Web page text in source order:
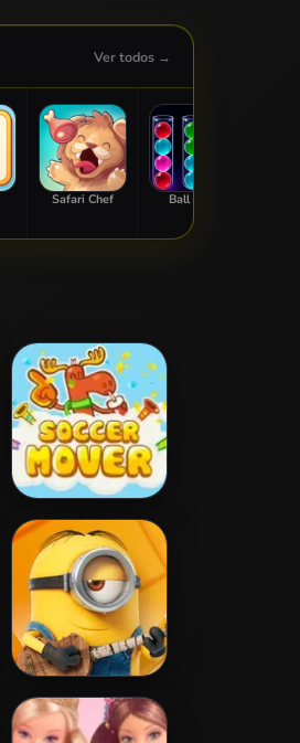
Ver todos →
Safari Chef Ball Sort
Soccer Mover
Minion Jigsaw
Puzzle